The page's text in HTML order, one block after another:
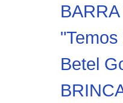
Betel